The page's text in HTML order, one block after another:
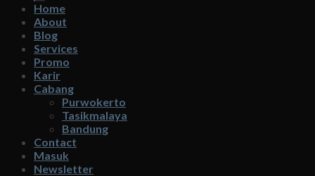
Home
About
Blog
Services
Promo
Karir
Cabang
Purwokerto
Tasikmalaya
Bandung
Contact
Masuk
Newsletter